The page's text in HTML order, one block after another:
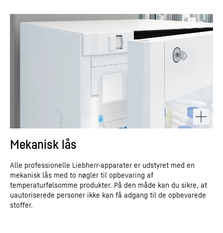
Mekanisk lås
Alle professionelle Liebherr-apparater er udstyret med en
mekanisk lås med to nøgler til opbevaring af
temperaturfølsomme produkter. På den måde kan du sikre, at
uautoriserede personer ikke kan få adgang til de opbevarede
stoffer.